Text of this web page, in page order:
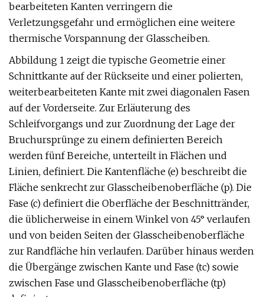
bearbeiteten Kanten verringern die
Verletzungsgefahr und ermöglichen eine weitere
thermische Vorspannung der Glasscheiben.
Abbildung 1 zeigt die typische Geometrie einer
Schnittkante auf der Rückseite und einer polierten,
weiterbearbeiteten Kante mit zwei diagonalen Fasen
auf der Vorderseite. Zur Erläuterung des
Schleifvorgangs und zur Zuordnung der Lage der
Bruchursprünge zu einem definierten Bereich
werden fünf Bereiche, unterteilt in Flächen und
Linien, definiert. Die Kantenfläche (e) beschreibt die
Fläche senkrecht zur Glasscheibenoberfläche (p). Die
Fase (c) definiert die Oberfläche der Beschnittränder,
die üblicherweise in einem Winkel von 45° verlaufen
und von beiden Seiten der Glasscheibenoberfläche
zur Randfläche hin verlaufen. Darüber hinaus werden
die Übergänge zwischen Kante und Fase (tc) sowie
zwischen Fase und Glasscheibenoberfläche (tp)